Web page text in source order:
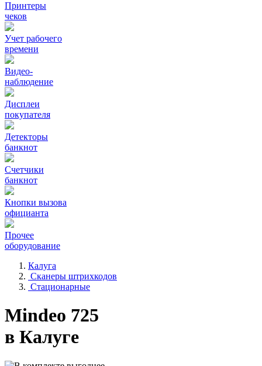
Принтеры
чеков
Учет рабочего
времени
Видео‑
наблюдение
Дисплеи
покупателя
Детекторы
банкнот
Счетчики
банкнот
Кнопки вызова
официанта
Прочее
оборудование
Калуга
Сканеры штрихкодов
Стационарные
Mindeo 725
в Калуге